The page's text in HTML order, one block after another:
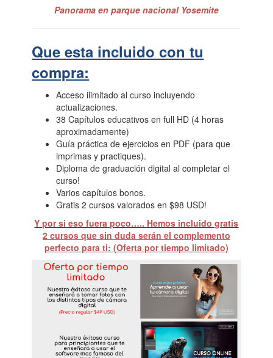
Panorama en parque nacional Yosemite
Que esta incluido con tu
compra:
Acceso ilimitado al curso incluyendo
actualizaciones.
38 Capítulos educativos en full HD (4 horas
aproximadamente)
Guía práctica de ejercicios en PDF (para que
imprimas y practiques).
Diploma de graduación digital al completar el
curso!
Varios capítulos bonos.
Gratis 2 cursos valorados en $98 USD!
Y por si eso fuera poco….. Hemos incluido gratis
2 cursos que sin duda serán el complemento
perfecto para ti: (Oferta por tiempo limitado)